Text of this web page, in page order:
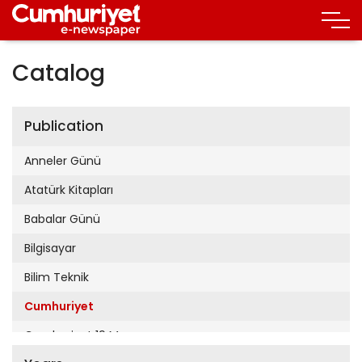
Catalog
Publication
Anneler Günü
Atatürk Kitapları
Babalar Günü
Bilgisayar
Bilim Teknik
Cumhuriyet
Cumhuriyet 19 Mayıs